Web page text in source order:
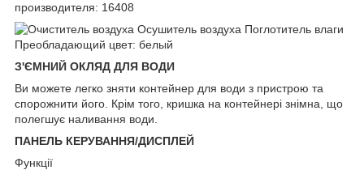
З'ЄМНИЙ ОКЛЯД ДЛЯ ВОДИ
Ви можете легко зняти контейнер для води з пристрою та
спорожнити його. Крім того, кришка на контейнері знімна, що
полегшує наливання води.
ПАНЕЛЬ КЕРУВАННЯ/ДИСПЛЕЙ
Функції